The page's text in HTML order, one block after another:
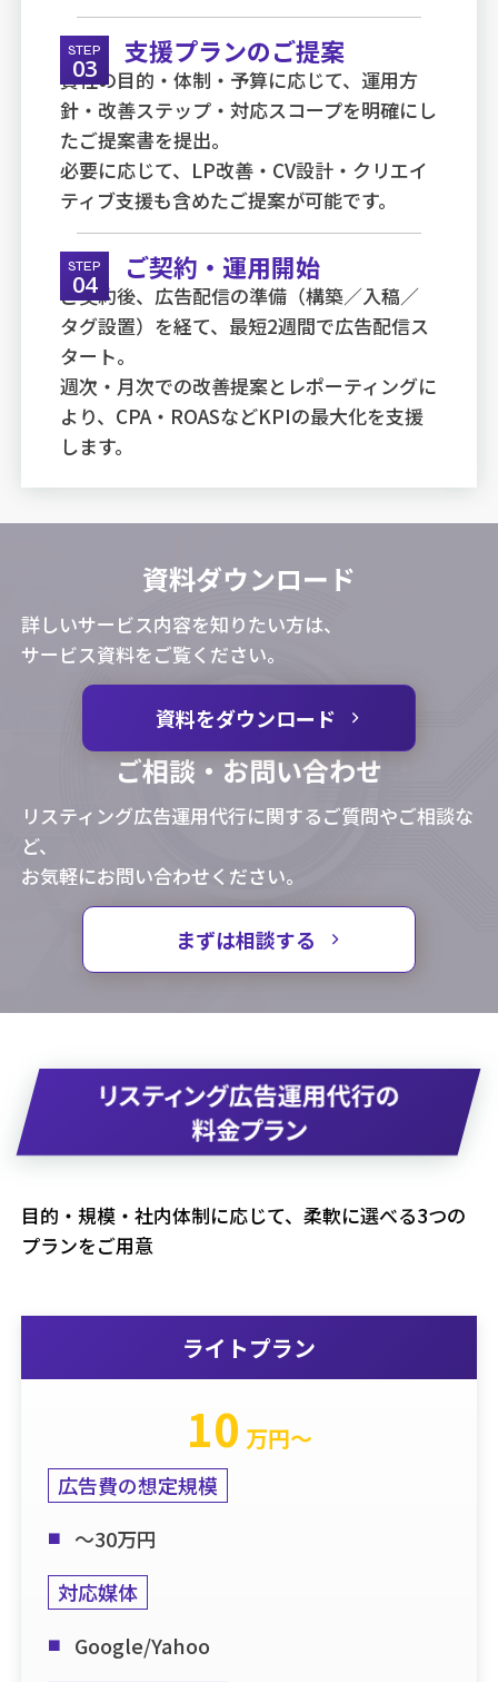
STEP
03
支援プランのご提案
貴社の目的・体制・予算に応じて、運用方
針・改善ステップ・対応スコープを明確にし
たご提案書を提出。
必要に応じて、LP改善・CV設計・クリエイ
ティブ支援も含めたご提案が可能です。
STEP
04
ご契約・運用開始
ご契約後、広告配信の準備（構築／入稿／
タグ設置）を経て、最短2週間で広告配信ス
タート。
週次・月次での改善提案とレポーティングに
より、CPA・ROASなどKPIの最大化を支援
します。
資料ダウンロード
詳しいサービス内容を知りたい方は、
サービス資料をご覧ください。
資料をダウンロード
ご相談・お問い合わせ
リスティング広告運用代行に関するご質問やご相談な
ど、
お気軽にお問い合わせください。
まずは相談する
リスティング広告運用代行の
料金プラン
目的・規模・社内体制に応じて、柔軟に選べる3つの
プランをご用意
ライトプラン
10 万円〜
広告費の想定規模
～30万円
対応媒体
Google/Yahoo